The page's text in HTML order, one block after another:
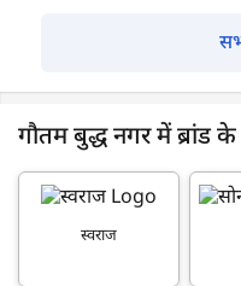
गौतम बुद्ध नगर में ब्रांड
स्वराज